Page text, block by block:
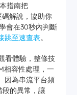
指南把
解說，協助你
會在30秒內判斷
跳至速查表。
看體驗，整條技
相容性處理，一
因為串流平台頻
的異常，讓